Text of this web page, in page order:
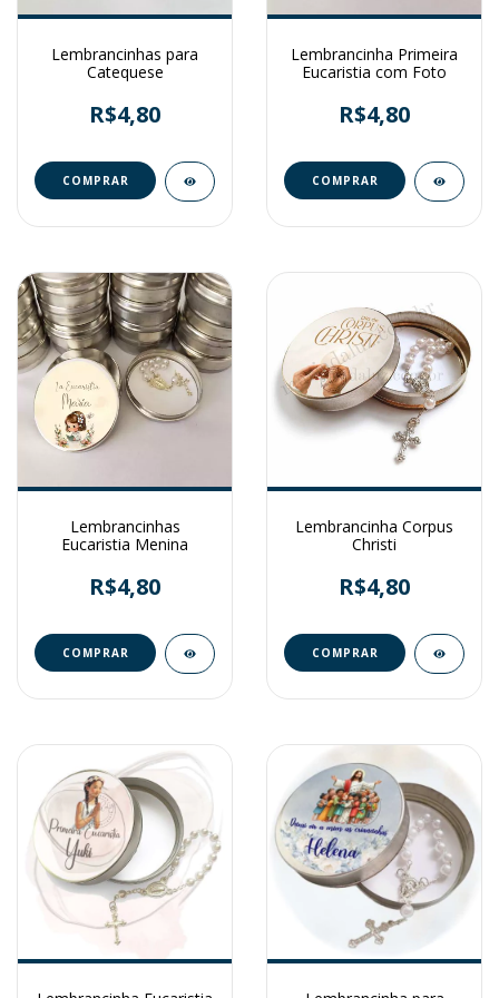
Lembrancinhas para
Catequese
R$4,80
Lembrancinha Primeira
Eucaristia com Foto
R$4,80
Lembrancinhas
Eucaristia Menina
R$4,80
Lembrancinha Corpus
Christi
R$4,80